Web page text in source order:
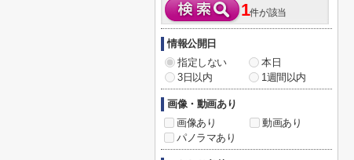
1件が該当
情報公開日
指定しない
本日
3日以内
1週間以内
画像・動画あり
画像あり
動画あり
パノラマあり